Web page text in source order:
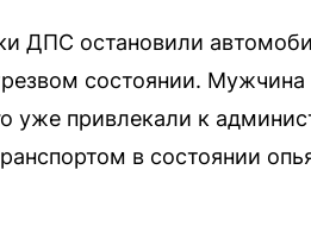
ДПС остановили
состоянии. Мужчина
уже привлекали к
в состоянии